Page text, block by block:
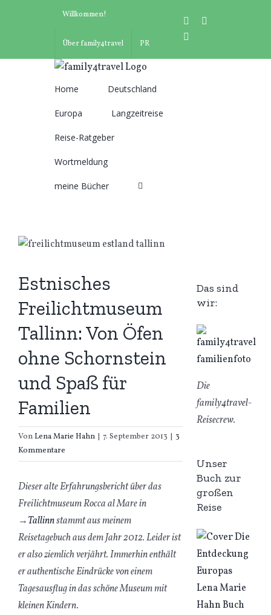
Willkommen!
Über family4travel PR
instagram
nach:
Home Deutschland
Europa Langzeitreise
Reise-Ratgeber
Wortmeldung
meine Bücher
Estnisches
Freilichtmuseum
Tallinn: Von Öfen
ohne Schornstein
und Spaß für
Familien
VonLena Marie Hahn | 7. September 2013 | 3
Kommentare
Dieser alte Erfahrungsbericht über das
Freilichtmuseum Rocca al Mare in
→Tallinnstammt aus meinem
Reisetagebuch aus dem Jahr 2012. Leider ist
er also ziemlich verjährt. Immerhin enthält
er authentische Eindrücke von einem
Tagesausflug in das schöne Museum mit
kleinen Kindern.
Das sind
wir:
Die
family4travel-
Reisecrew.
Unser
Buch zur
großen
Reise